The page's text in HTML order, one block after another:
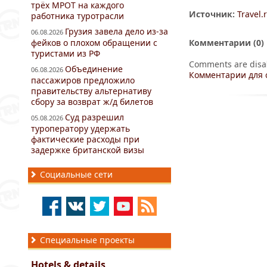
Источник:
Комментарии (0)
Comments are
Комментарии для
трёх МРОТ на каждого
работника туротрасли
06.08.2026 Грузия завела дело из-за
фейков о плохом обращении с
туристами из РФ
06.08.2026 Объединение
пассажиров предложило
правительству альтернативу
сбору за возврат ж/д билетов
05.08.2026 Суд разрешил
туроператору удержать
фактические расходы при
задержке британской визы
Социальные сети
Специальные проекты